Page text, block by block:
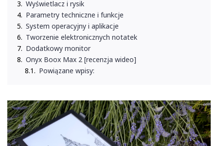
Wyświetlacz i rysik
Parametry techniczne i funkcje
System operacyjny i aplikacje
Tworzenie elektronicznych notatek
Dodatkowy monitor
Onyx Boox Max 2 [recenzja wideo]
Powiązane wpisy: